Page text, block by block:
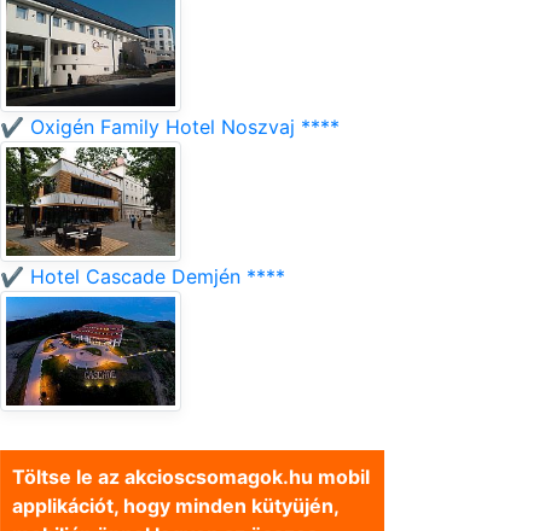
✔️ Oxigén Family Hotel Noszvaj ****
✔️ Hotel Cascade Demjén ****
Töltse le az akcioscsomagok.hu mobil
applikációt, hogy minden kütyüjén,